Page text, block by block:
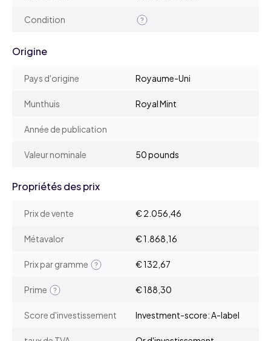
Condition
Origine
Pays d'origine Royaume-Uni
Munthuis Royal Mint
Année de publication
Valeur nominale 50 pounds
Propriétés des prix
Prix de vente € 2.056,46
Métavalor € 1.868,16
Prix par gramme € 132,67
Prime € 188,30
Score d'investissement Investment-score: A-label